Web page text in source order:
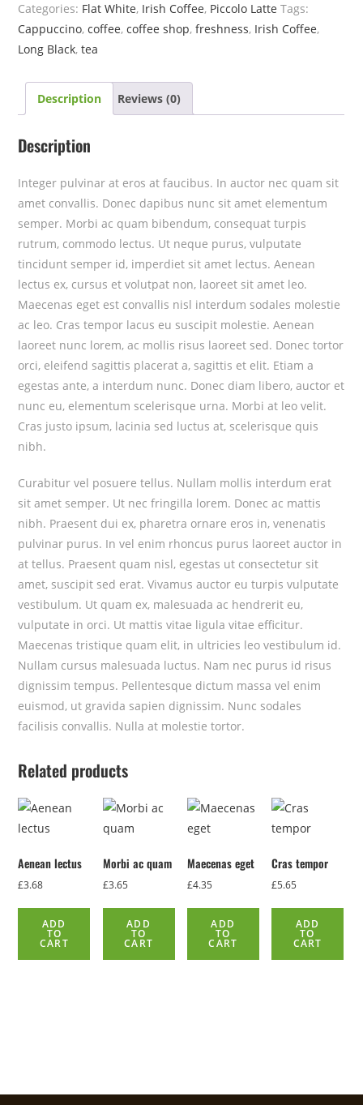
Categories: Flat White, Irish Coffee, Piccolo Latte Tags:
Cappuccino,coffee,coffee shop,freshness, Irish Coffee,
Long Black,tea
Description Reviews (0)
Description
Integer pulvinar at eros at faucibus. In auctor nec quam sit
amet convallis. Donec dapibus nunc sit amet elementum
semper. Morbi ac quam bibendum, consequat turpis
rutrum, commodo lectus. Ut neque purus, vulputate
tincidunt semper id, imperdiet sit amet lectus. Aenean
lectus ex, cursus et volutpat non, laoreet sit amet leo.
Maecenas eget est convallis nisl interdum sodales molestie
ac leo. Cras tempor lacus eu suscipit molestie. Aenean
laoreet nunc lorem, ac mollis risus laoreet sed. Donec tortor
orci, eleifend sagittis placerat a, sagittis et elit. Etiam a
egestas ante, a interdum nunc. Donec diam libero, auctor et
nunc eu, elementum scelerisque urna. Morbi at leo velit.
Cras justo ipsum, lacinia sed luctus at, scelerisque quis
nibh.
Curabitur vel posuere tellus. Nullam mollis interdum erat
sit amet semper. Ut nec fringilla lorem. Donec ac mattis
nibh. Praesent dui ex, pharetra ornare eros in, venenatis
pulvinar purus. In vel enim rhoncus purus laoreet auctor in
at tellus. Praesent quam nisl, egestas ut consectetur sit
amet, suscipit sed erat. Vivamus auctor eu turpis vulputate
vestibulum. Ut quam ex, malesuada ac hendrerit eu,
vulputate in orci. Ut mattis vitae ligula vitae efficitur.
Maecenas tristique quam elit, in ultricies leo vestibulum id.
Nullam cursus malesuada luctus. Nam nec purus id risus
dignissim tempus. Pellentesque dictum massa vel enim
euismod, ut gravida sapien dignissim. Nunc sodales
facilisis convallis. Nulla at molestie tortor.
Related products
Aenean lectus
£3.68
ADD
TO
CART
Morbi ac quam
£3.65
ADD
TO
CART
Maecenas eget
£4.35
ADD
TO
CART
Cras tempor
£5.65
ADD
TO
CART